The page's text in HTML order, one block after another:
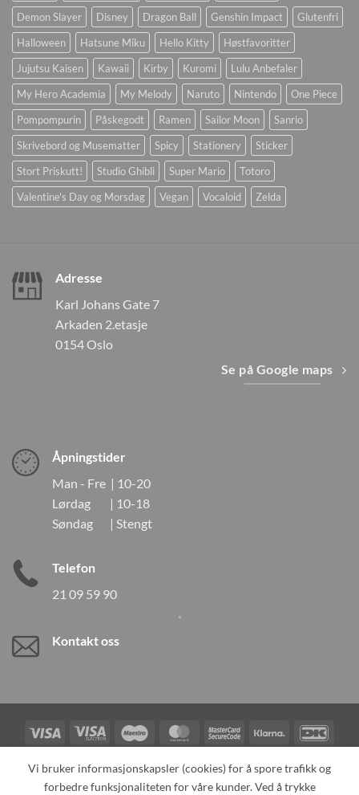
Demon Slayer
Disney Dragon Ball Genshin Impact
Glutenfri
Halloween
Hatsune Miku Hello Kitty
Høstfavoritter
Jujutsu Kaisen
Kawaii Kirby Kuromi
Lulu Anbefaler
My Hero Academia
My Melody Naruto Nintendo
One Piece
Pompompurin
Påskegodt Ramen Sailor Moon
Sanrio
Skrivebord og Musematter
Spicy Stationery
Sticker
Stort Priskutt!
Studio Ghibli Super Mario
Totoro
Valentine's Day og Morsdag
Vegan Vocaloid Zelda
Adresse
Karl Johans Gate 7
Arkaden 2.etasje
0154 Oslo
Se på Google maps
Åpningstider
Man - Fre | 10-20
Lørdag | 10-18
Søndag | Stengt
Telefon
21 09 59 90
Kontakt oss
Visa
Visa
Electron
Maestro MasterCardMasterCard
2
Klarna
Card
TILBAKEKALLINGER KONTAKT OSS OM OSS
Vi bruker informasjonskapsler (cookies) for å spore trafikk og
forbedre funksjonaliteten for våre kunder. Ved å trykke